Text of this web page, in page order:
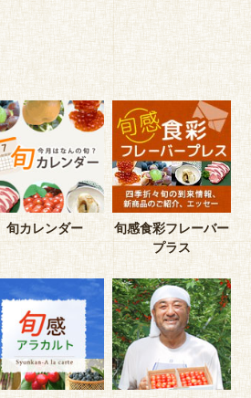
旬カレンダー
旬感食彩フレーバー
プラス